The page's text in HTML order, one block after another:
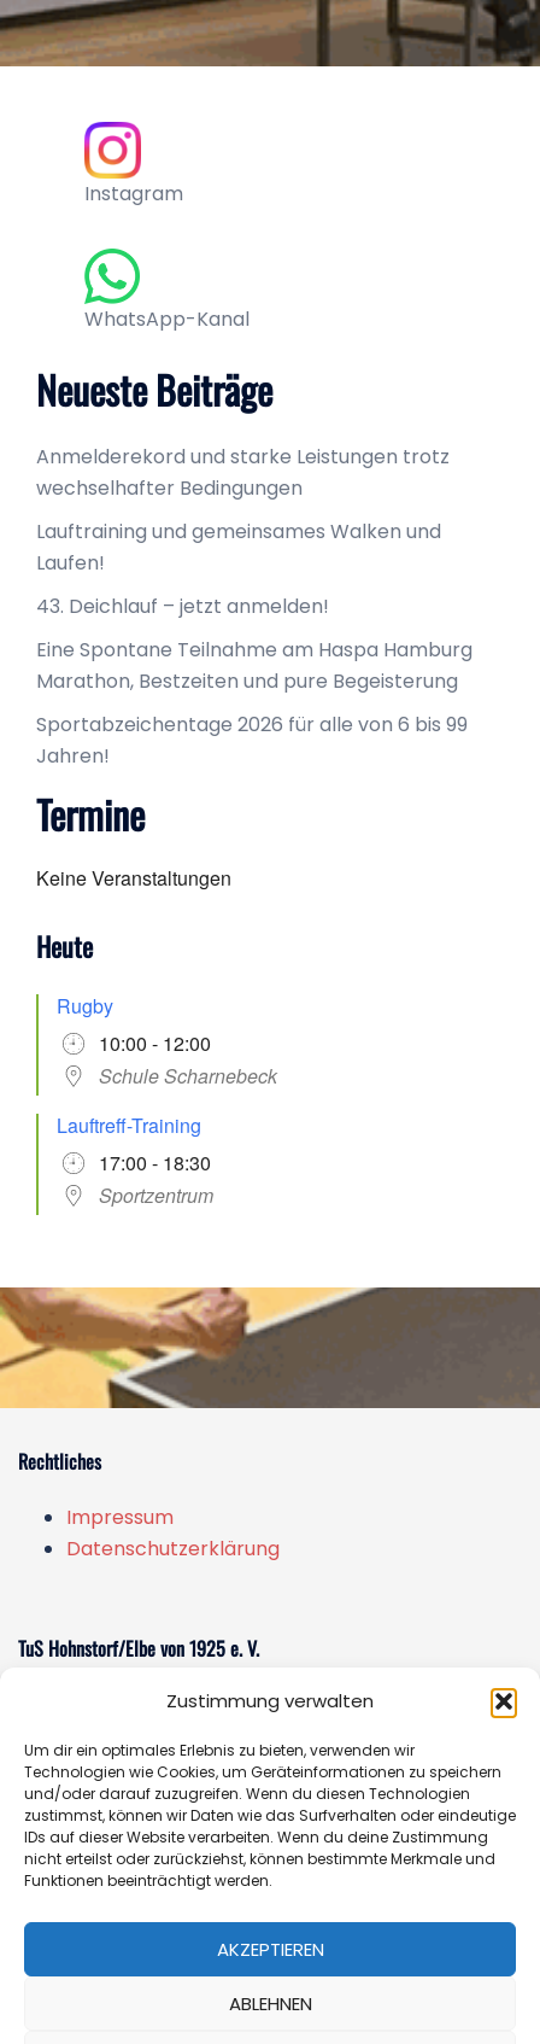
Zustimmung verwalten
Um dir ein optimales Erlebnis zu bieten, verwenden wir
Technologien wie Cookies, um Geräteinformationen zu speichern
und/oder darauf zuzugreifen. Wenn du diesen Technologien
zustimmst, können wir Daten wie das Surfverhalten oder eindeutige
IDs auf dieser Website verarbeiten. Wenn du deine Zustimmung
nicht erteilst oder zurückziehst, können bestimmte Merkmale und
Funktionen beeinträchtigt werden.
AKZEPTIEREN
ABLEHNEN
Instagram
WhatsApp-Kanal
Neueste Beiträge
Anmelderekord und starke Leistungen trotz
wechselhafter Bedingungen
Lauftraining und gemeinsames Walken und
Laufen!
43. Deichlauf – jetzt anmelden!
Eine Spontane Teilnahme am Haspa Hamburg
Marathon, Bestzeiten und pure Begeisterung
Sportabzeichentage 2026 für alle von 6 bis 99
Jahren!
Termine
Keine Veranstaltungen
Heute
Rugby
10:00 - 12:00
Schule Scharnebeck
Lauftreff-Training
17:00 - 18:30
Sportzentrum
Rechtliches
Impressum
Datenschutzerklärung
TuS Hohnstorf/Elbe von 1925 e. V.
Am Sportzentrum 1
E-Mail:sportverein@tus-hohnstorf.de
Geschäftsstelle
Öffnungszeiten:Donnerstag 14.00 - 16.30 Uhr oder
Telefon:+49 (0)162-7652353